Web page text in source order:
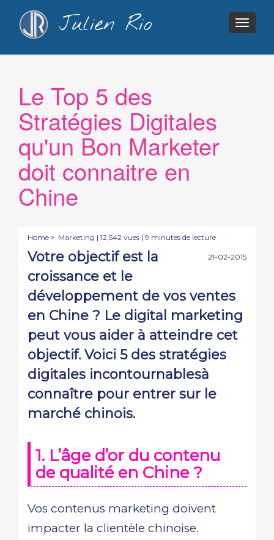
Julien Rio
Le Top 5 des
Stratégies Digitales
qu'un Bon Marketer
doit connaitre en
Chine
Home > Marketing | 12,542 vues | 9 minutes de lecture
21-02-2015
Votre objectif est la
croissance et le
développement de vos ventes
en Chine ? Le digital marketing
peut vous aider à atteindre cet
objectif. Voici 5 des stratégies
digitales incontournablesà
connaître pour entrer sur le
marché chinois.
1. L’âge d’or du contenu
de qualité en Chine ?
Vos contenus marketing doivent
impacter la clientèle chinoise.